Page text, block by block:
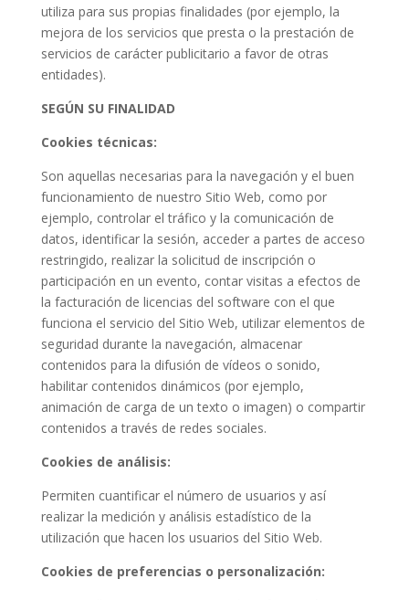
utiliza para sus propias finalidades (por ejemplo, la
mejora de los servicios que presta o la prestación de
servicios de carácter publicitario a favor de otras
entidades).
SEGÚN SU FINALIDAD
Cookies técnicas:
Son aquellas necesarias para la navegación y el buen
funcionamiento de nuestro Sitio Web, como por
ejemplo, controlar el tráfico y la comunicación de
datos, identificar la sesión, acceder a partes de acceso
restringido, realizar la solicitud de inscripción o
participación en un evento, contar visitas a efectos de
la facturación de licencias del software con el que
funciona el servicio del Sitio Web, utilizar elementos de
seguridad durante la navegación, almacenar
contenidos para la difusión de vídeos o sonido,
habilitar contenidos dinámicos (por ejemplo,
animación de carga de un texto o imagen) o compartir
contenidos a través de redes sociales.
Cookies de análisis:
Permiten cuantificar el número de usuarios y así
realizar la medición y análisis estadístico de la
utilización que hacen los usuarios del Sitio Web.
Cookies de preferencias o personalización: